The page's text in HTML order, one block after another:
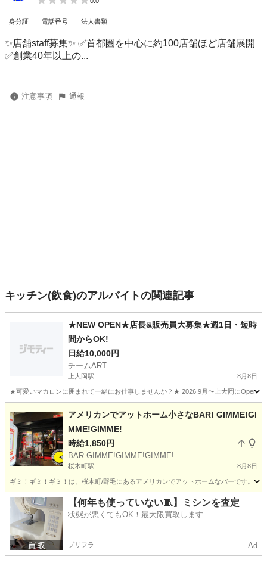
身分証 電話番号 法人書類
✨店舗staff募集✨ ✅首都圏を中心に約100店舗ほど店舗展開
✅創業40年以上の...
注意事項 通報
キッチン(飲食)のアルバイトの関連記事
★NEW OPEN★店長&販売員大募集★週1日・短時
間からOK!
日給10,000円
チームART
上大岡駅 8月8日
★可愛いマカロンに囲まれて一緒にお仕事しませんか？★ 2026.9月〜上大岡にOpen
上大岡駅 ケーキ スタッフ
アメリカンでアットホーム小さなBAR! GIMME!GI
MME!GIMME!
時給1,850円
BAR GIMME!GIMME!GIMME!
桜木町駅 8月8日
ギミ！ギミ！ギミ！は、桜木町/野毛にあるアメリカンでアットホームなバーです。
神奈川 横浜市 桜木町駅 バーテンダー BAR
【何年も使っていない🧵】ミシンを査定
状態が悪くてもOK！最大限買取します
プリフラ Ad